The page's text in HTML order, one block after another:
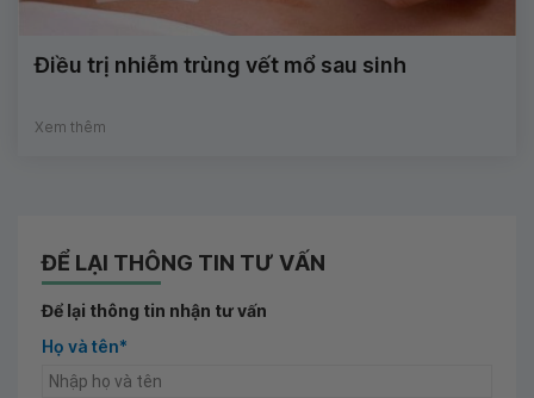
Điều trị nhiễm trùng vết mổ sau sinh
Xem thêm
ĐỂ LẠI THÔNG TIN TƯ VẤN
Để lại thông tin nhận tư vấn
Họ và tên*